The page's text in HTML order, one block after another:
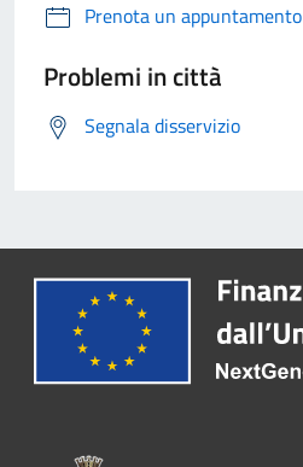
Prenota un appuntamento
Problemi in città
Segnala disservizio